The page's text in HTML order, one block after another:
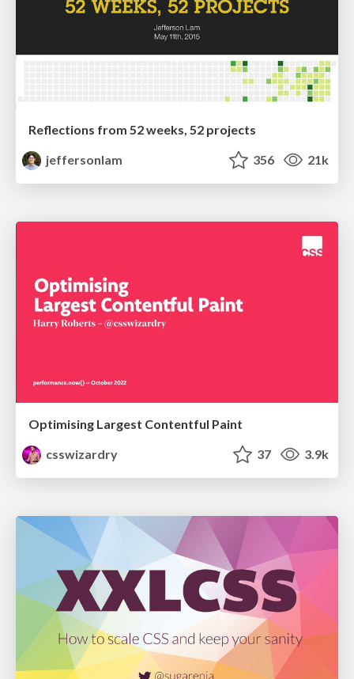
Reflections from 52 weeks, 52 projects
jeffersonlam
356 21k
Optimising Largest Contentful Paint
csswizardry
37 3.9k